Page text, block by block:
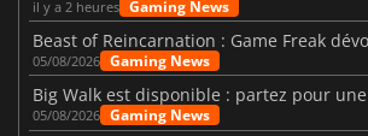
il y a 2 heures Gaming News
05/08/2026 Gaming News
05/08/2026 Gaming News